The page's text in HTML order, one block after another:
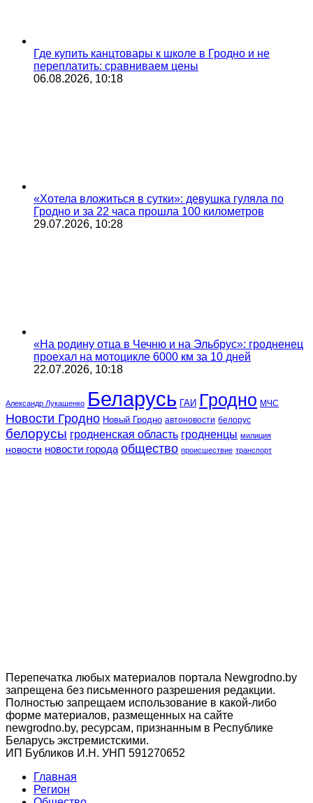
Где купить канцтовары к школе в Гродно и не
переплатить: сравниваем цены
06.08.2026, 10:18
«Хотела вложиться в сутки»: девушка гуляла по
Гродно и за 22 часа прошла 100 километров
29.07.2026, 10:28
«На родину отца в Чечню и на Эльбрус»: гродненец
проехал на мотоцикле 6000 км за 10 дней
22.07.2026, 10:18
Александр Лукашенко Беларусь ГАИ Гродно МЧС
Новости Гродно Новый Гродно автоновости белорус
белорусы гродненская область гродненцы милиция
новости новости города общество происшествие транспорт
Перепечатка любых материалов портала Newgrodno.by
запрещена без письменного разрешения редакции.
Полностью запрещаем использование в какой-либо
форме материалов, размещенных на сайте
newgrodno.by, ресурсам, признанным в Республике
Беларусь экстремистскими.
ИП Бубликов И.Н. УНП 591270652
Главная
Регион